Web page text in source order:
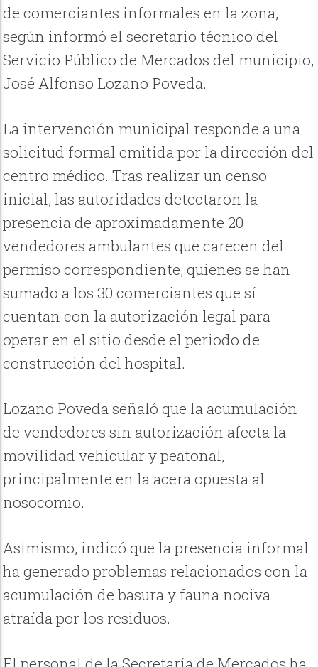
de comerciantes informales en la zona,
según informó el secretario técnico del
Servicio Público de Mercados del municipio,
José Alfonso Lozano Poveda.
La intervención municipal responde a una
solicitud formal emitida por la dirección del
centro médico. Tras realizar un censo
inicial, las autoridades detectaron la
presencia de aproximadamente 20
vendedores ambulantes que carecen del
permiso correspondiente, quienes se han
sumado a los 30 comerciantes que sí
cuentan con la autorización legal para
operar en el sitio desde el periodo de
construcción del hospital.
Lozano Poveda señaló que la acumulación
de vendedores sin autorización afecta la
movilidad vehicular y peatonal,
principalmente en la acera opuesta al
nosocomio.
Asimismo, indicó que la presencia informal
ha generado problemas relacionados con la
acumulación de basura y fauna nociva
atraída por los residuos.